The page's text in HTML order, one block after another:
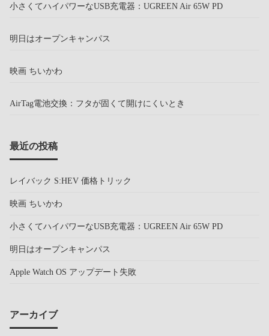
小さくてハイパワーなUSB充電器：UGREEN Air 65W PD
明日はオープンキャンパス
映画 ちいかわ
AirTag電池交換：フタが固くて開けにくいとき
最近の投稿
レイバック S:HEV 価格トリック
映画 ちいかわ
小さくてハイパワーなUSB充電器：UGREEN Air 65W PD
明日はオープンキャンパス
Apple Watch OS アップデート失敗
アーカイブ